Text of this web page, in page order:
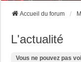
Accueil du forum
L'actualité
Vous ne pouvez pas